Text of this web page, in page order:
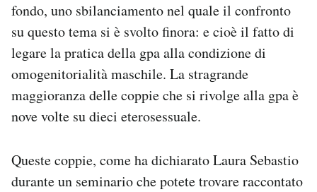
fondo, uno sbilanciamento nel quale il confronto
su questo tema si è svolto finora: e cioè il fatto di
legare la pratica della gpa alla condizione di
omogenitorialità maschile. La stragrande
maggioranza delle coppie che si rivolge alla gpa è
nove volte su dieci eterosessuale.
Queste coppie, come ha dichiarato Laura Sebastio
durante un seminario che potete trovare raccontato